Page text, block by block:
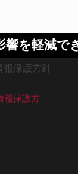
響を軽減で
保護方針
報保護方